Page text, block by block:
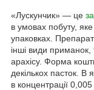
«Лускунчик» ― це
в умовах побуту,
упаковках. Препарат
інші види приманок,
арахісу. Форма
декількох пасток. В
в концентрації 0,005